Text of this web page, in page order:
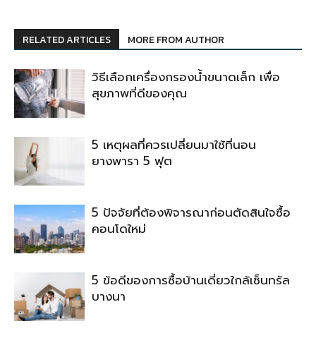
RELATED ARTICLES MORE FROM AUTHOR
วิธีเลือกเครื่องกรองน้ำขนาดเล็ก เพื่อ
สุขภาพที่ดีของคุณ
5 เหตุผลที่ควรเปลี่ยนมาใช้ที่นอน
ยางพารา 5 ฟุต
5 ปัจจัยที่ต้องพิจารณาก่อนตัดสินใจซื้อ
คอนโดใหม่
5 ข้อดีของการซื้อบ้านเดี่ยวใกล้เซ็นทรัล
บางนา